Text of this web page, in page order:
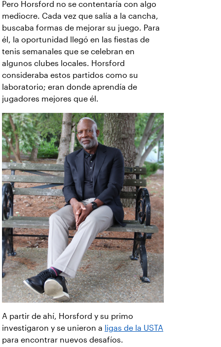
Pero Horsford no se contentaría con algo
mediocre. Cada vez que salía a la cancha,
buscaba formas de mejorar su juego. Para
él, la oportunidad llegó en las fiestas de
tenis semanales que se celebran en
algunos clubes locales. Horsford
consideraba estos partidos como su
laboratorio; eran donde aprendía de
jugadores mejores que él.
A partir de ahí, Horsford y su primo
investigaron y se unieron a ligas de la USTA
para encontrar nuevos desafíos.